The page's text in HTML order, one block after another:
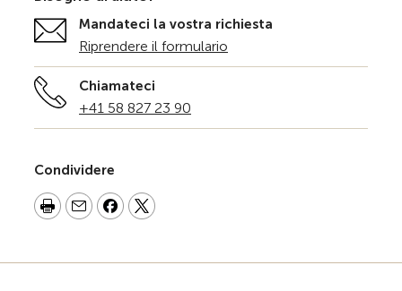
Mandateci la vostra richiesta
Riprendere il formulario
Chiamateci
+41 58 827 23 90
Condividere